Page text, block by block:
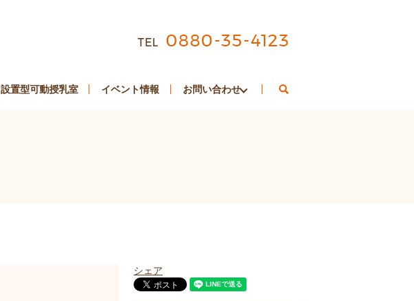
設置型可動授乳室 イベント情報 お問い合わせ
シェア